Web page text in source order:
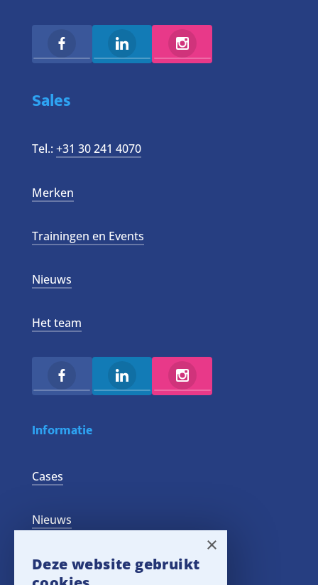
Sales
Tel.: +31 30 241 4070
Merken
Trainingen en Events
Nieuws
Het team
Informatie
Cases
Nieuws
Training Events
×
Deze website gebruikt